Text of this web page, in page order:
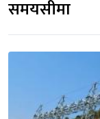
समयसीमा